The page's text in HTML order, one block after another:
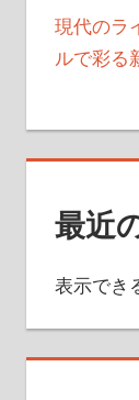
現代のラ
ルで彩る
最近
表示でき